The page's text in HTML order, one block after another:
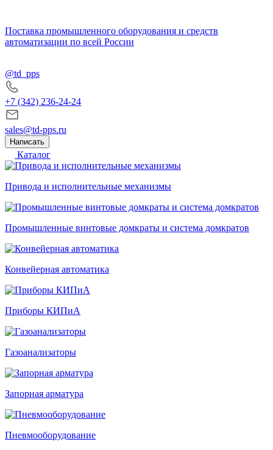
Поставка промышленного оборудования и средств
автоматизации по всей России
@td_pps
+7 (342) 236-24-24
sales@td-pps.ru
Написать
Каталог
Привода и исполнительные механизмы
Промышленные винтовые домкраты и система домкратов
Конвейерная автоматика
Приборы КИПиА
Газоанализаторы
Запорная арматура
Пневмооборудование